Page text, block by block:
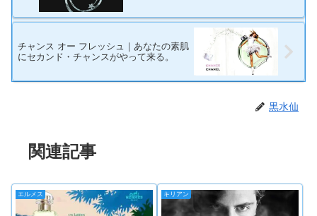
チャンス オー フレッシュ｜あなたの素肌
にセカンド・チャンスがやって来る。
黒水仙
関連記事
エルメス キリアン